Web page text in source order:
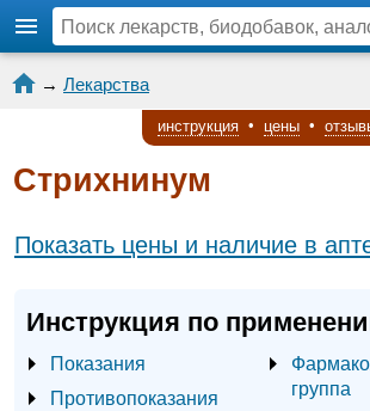
→ Лекарства
инструкция • цены •
Стрихнинум
Показать цены и наличие в
Инструкция по
Показания
Противопоказания
группа